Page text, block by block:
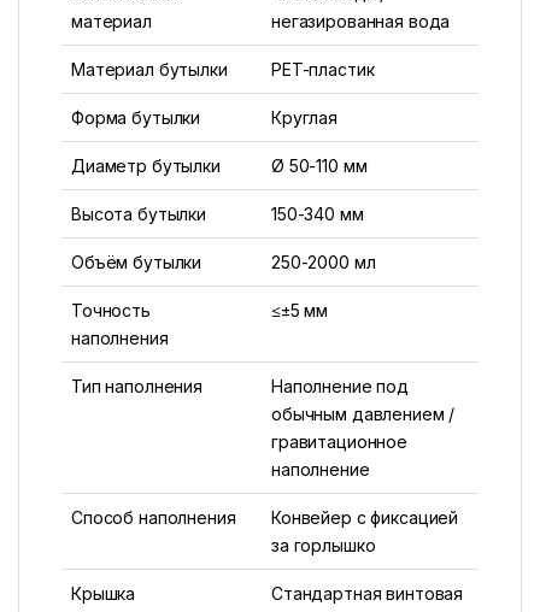
материал
негазированная вода
Материал бутылки PET-пластик
Форма бутылки Круглая
Диаметр бутылки Ø 50-110 мм
Высота бутылки 150-340 мм
Объём бутылки 250-2000 мл
Точность
наполнения
≤±5 мм
Тип наполнения
Наполнение под
обычным давлением /
гравитационное
наполнение
Способ наполнения
Конвейер с фиксацией
за горлышко
Крышка
Стандартная винтовая